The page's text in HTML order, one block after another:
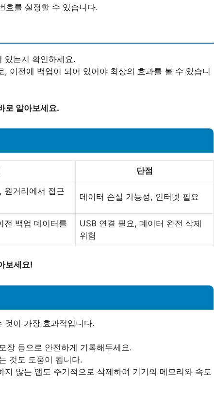
호를 설정할 수 있습니다.
있는지 확인하세요.
이전에 백업이 되어 있어야 최상의 효과를 볼 수 있습니
로 알아보세요.
단점
원거리에서 접근
데이터 손실 가능성, 인터넷 필요
전 백업 데이터를
USB 연결 필요, 데이터 완전 삭제
위험
보세요!
것이 가장 효과적입니다.
장 등으로 안전하게 기록해두세요.
것도 도움이 됩니다.
지 않는 앱도 주기적으로 삭제하여 기기의 메모리와 속도